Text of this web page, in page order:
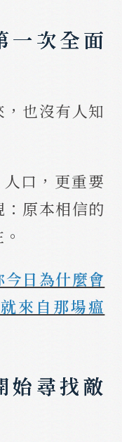
一次全面
也沒有人知
口，更重要
原本相信的
日為什麼會
來自那場瘟
始尋找敵